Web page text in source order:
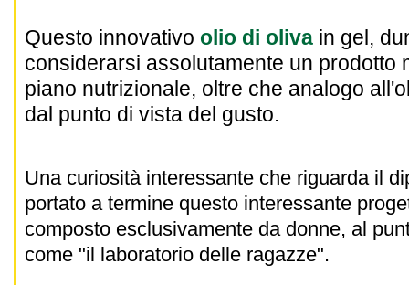
Questo innovativo olio di oliva in gel,
considerarsi assolutamente un prodotto
piano nutrizionale, oltre che analogo
dal punto di vista del gusto.
Una curiosità interessante che riguarda il
portato a termine questo interessante
composto esclusivamente da donne, al
come "il laboratorio delle ragazze".